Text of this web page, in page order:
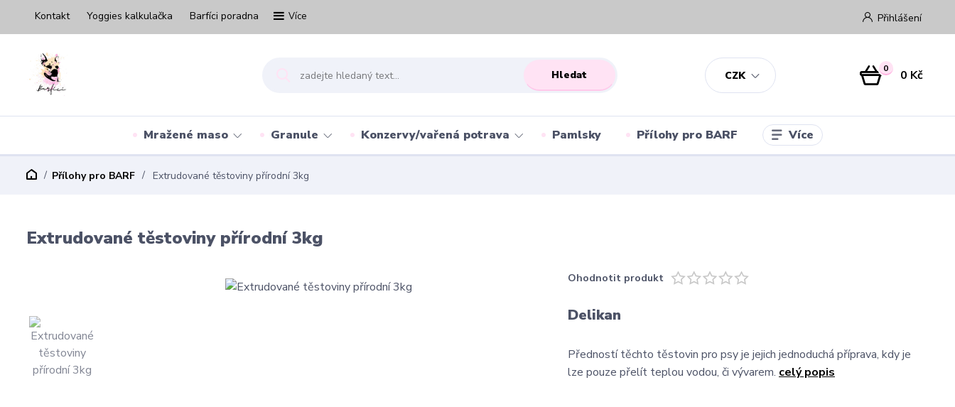
Kontakt Yoggies kalkulačka Barfíci poradna Více
CZK
Přihlášení
Hledat 0 0 Kč
Mražené maso Granule Konzervy/vařená potrava Pamlsky Přílohy pro BARF Více
Přílohy pro BARF Extrudované těstoviny přírodní 3kg
Extrudované těstoviny přírodní 3kg
Ohodnotit produkt
Delikan
Předností těchto těstovin pro psy je jejich jednoduchá příprava, kdy je
lze pouze přelít teplou vodou, či vývarem. celý popis